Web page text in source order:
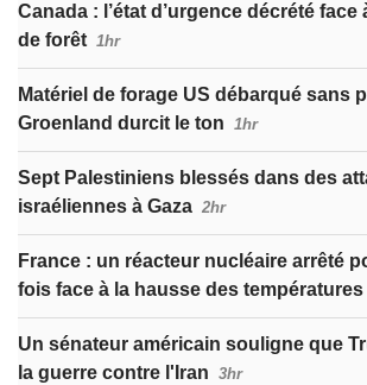
Canada : l’état d’urgence décrété
de forêt 1hr
Matériel de forage US débarqué sans
Groenland durcit le ton 1hr
Sept Palestiniens blessés dans des
israéliennes à Gaza 2hr
France : un réacteur nucléaire arrêté
fois face à la hausse des températures
Un sénateur américain souligne que
la guerre contre l'Iran 3hr